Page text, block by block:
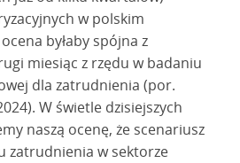
w polskim
byłaby spójna z
miesiąc z rzędu w badaniu
dla zatrudnienia (por.
W świetle dzisiejszych
naszą ocenę, że scenariusz
zatrudnienia w sektorze